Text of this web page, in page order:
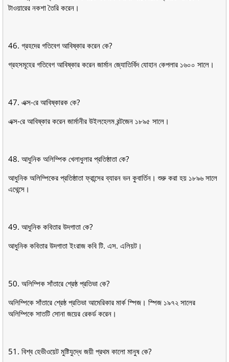
টাওয়ারের নকশা তৈরি করেন।
46. গ্রহদের গতিবেগ আবিষ্কার করেন কে?
গ্রহসমূহের গতিবেগ আবিষ্কার করেন জার্মান জ্যোতির্বিদ যােহান কেপলার ১৬০০ সালে।
47. এক্স-রে আবিষ্কারক কে?
এক্স-রে আবিষ্কার করেন জার্মানীর উইলহেলম রন্টজেন ১৮৯৫ সালে।
48. আধুনিক অলিম্পিক খেলাধুলার প্রতিষ্ঠাতা কে?
আধুনিক অলিম্পিকের প্রতিষ্ঠাতা ফ্রান্সের ব্যারন ভন কুবার্তিন। শুরু করা হয় ১৮৯৬ সালে
এথেন্সে।
49. আধুনিক কবিতার উদগাতা কে?
আধুনিক কবিতার উদগাতা ইংরাজ কবি টি. এস. এলিয়ট।
50. অলিম্পিক সাঁতারে শ্রেষ্ঠ প্রতিভা কে?
অলিম্পিকে সাঁতারে শ্রেষ্ঠ প্রতিভা আমেরিকার মার্ক স্পিজ। স্পিজ ১৯৭২ সালের
অলিম্পিকে সাতটি সােনা জয়ের রেকর্ড করেন।
51. বিশ্ব হেভীওয়েট মুষ্টিযুদ্ধে জয়ী প্রথম কালাে মানুষ কে?